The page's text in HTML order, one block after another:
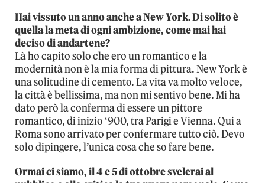
Hai vissuto un anno anche a New York. Di solito è
quella la meta di ogni ambizione, come mai hai
deciso di andartene?
Là ho capito solo che ero un romantico e la
modernità non è la mia forma di pittura. New York è
una solitudine di cemento. La vita va molto veloce,
la città è bellissima, ma non mi sentivo bene. Mi ha
dato però la conferma di essere un pittore
romantico, di inizio ‘900, tra Parigi e Vienna. Qui a
Roma sono arrivato per confermare tutto ciò. Devo
solo dipingere, l’unica cosa che so fare bene.
Ormai ci siamo, il 4 e 5 di ottobre svelerai al